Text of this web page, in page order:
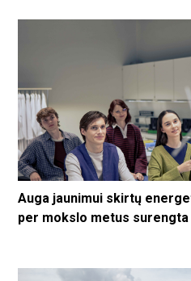
Auga jaunimui skirtų
per mokslo metus surengta